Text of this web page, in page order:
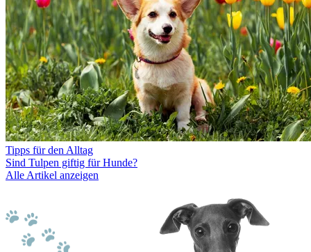
Tipps für den Alltag
Sind Tulpen giftig für Hunde?
Alle Artikel anzeigen